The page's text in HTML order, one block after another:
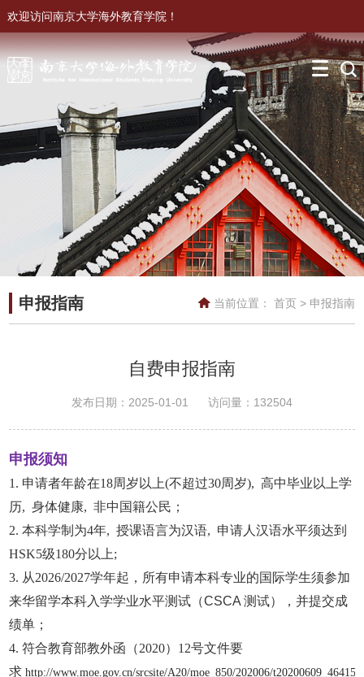
欢迎访问南京大学海外教育学院！
申报指南 当前位置： 首页> 申报指南
自费申报指南
发布日期：2025-01-01 访问量： 132504
申报须知
1. 申请者年龄在18周岁以上(不超过30周岁), 高中毕业以上学
历, 身体健康, 非中国籍公民；
2. 本科学制为4年, 授课语言为汉语, 申请人汉语水平须达到
HSK5级180分以上;
3. 从2026/2027学年起，所有申请本科专业的国际学生须参加
来华留学本科入学学业水平测试（CSCA 测试），并提交成
绩单；
4. 符合教育部教外函（2020）12号文件要
求http://www.moe.gov.cn/srcsite/A20/moe_850/202006/